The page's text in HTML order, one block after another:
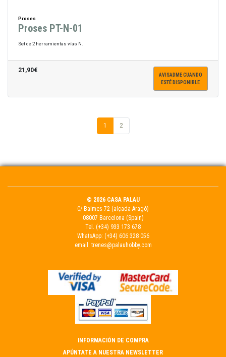
Proses
Proses PT-N-01
Set de 2 herramientas vías N.
21,90€
AVISADME CUANDO
ESTÉ DISPONIBLE
1 2
© 2026 CASA PALAU
C/ Balmes 72 (alçada Aragó)
08007 Barcelona (Spain)
Tel. (+34) 933 173 678
WhatsApp: (+34) 606 328 056
email: trenes@palauhobby.com
INFORMACIÓN DE COMPRA
APÚNTATE A NUESTRA NEWSLETTER